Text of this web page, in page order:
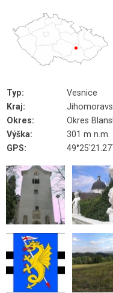
Typ:
Vesnice
Kraj:
Okres:
Okres
Výška:
301 m n.m.
GPS: